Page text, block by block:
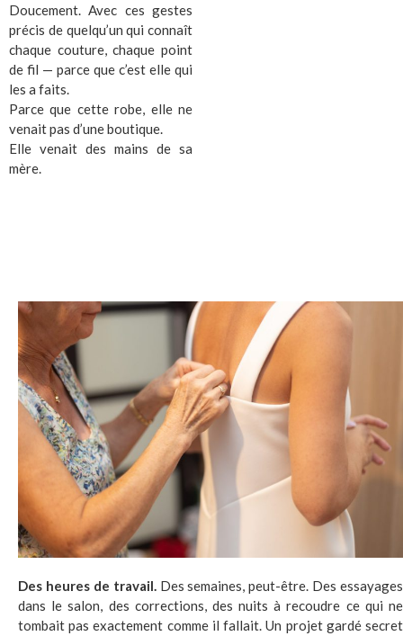
Doucement. Avec ces gestes
précis de quelqu’un qui connaît
chaque couture, chaque point
de fil — parce que c’est elle qui
les a faits.
Parce que cette robe, elle ne
venait pas d’une boutique.
Elle venait des mains de sa
mère.
Des heures de travail.Des semaines, peut-être. Des essayages
dans le salon, des corrections, des nuits à recoudre ce qui ne
tombait pas exactement comme il fallait. Un projet gardé secret